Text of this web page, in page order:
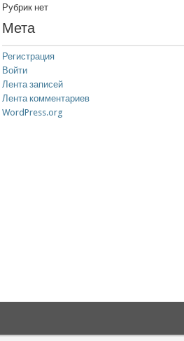
Рубрик нет
Мета
Регистрация
Войти
Лента записей
Лента комментариев
WordPress.org